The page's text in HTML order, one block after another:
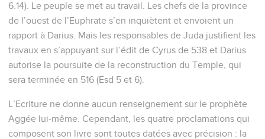
6.14). Le peuple se met au travail. Les chefs de la province
de l’ouest de l’Euphrate s’en inquiètent et envoient un
rapport à Darius. Mais les responsables de Juda justifient les
travaux en s’appuyant sur l’édit de Cyrus de 538 et Darius
autorise la poursuite de la reconstruction du Temple, qui
sera terminée en 516 (Esd 5 et 6).
L’Ecriture ne donne aucun renseignement sur le prophète
Aggée lui-même. Cependant, les quatre proclamations qui
composent son livre sont toutes datées avec précision : la